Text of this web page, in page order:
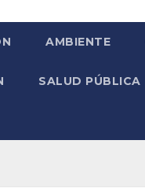
AMBIENTE
SALUD PÚBLICA